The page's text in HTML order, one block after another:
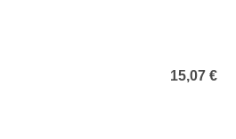
15,07 €